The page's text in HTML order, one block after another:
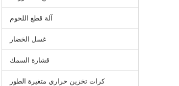
آلة قطع اللحوم
غسل الخضار
قشارة السمك
كرات تخزين حراري متغيرة الطور